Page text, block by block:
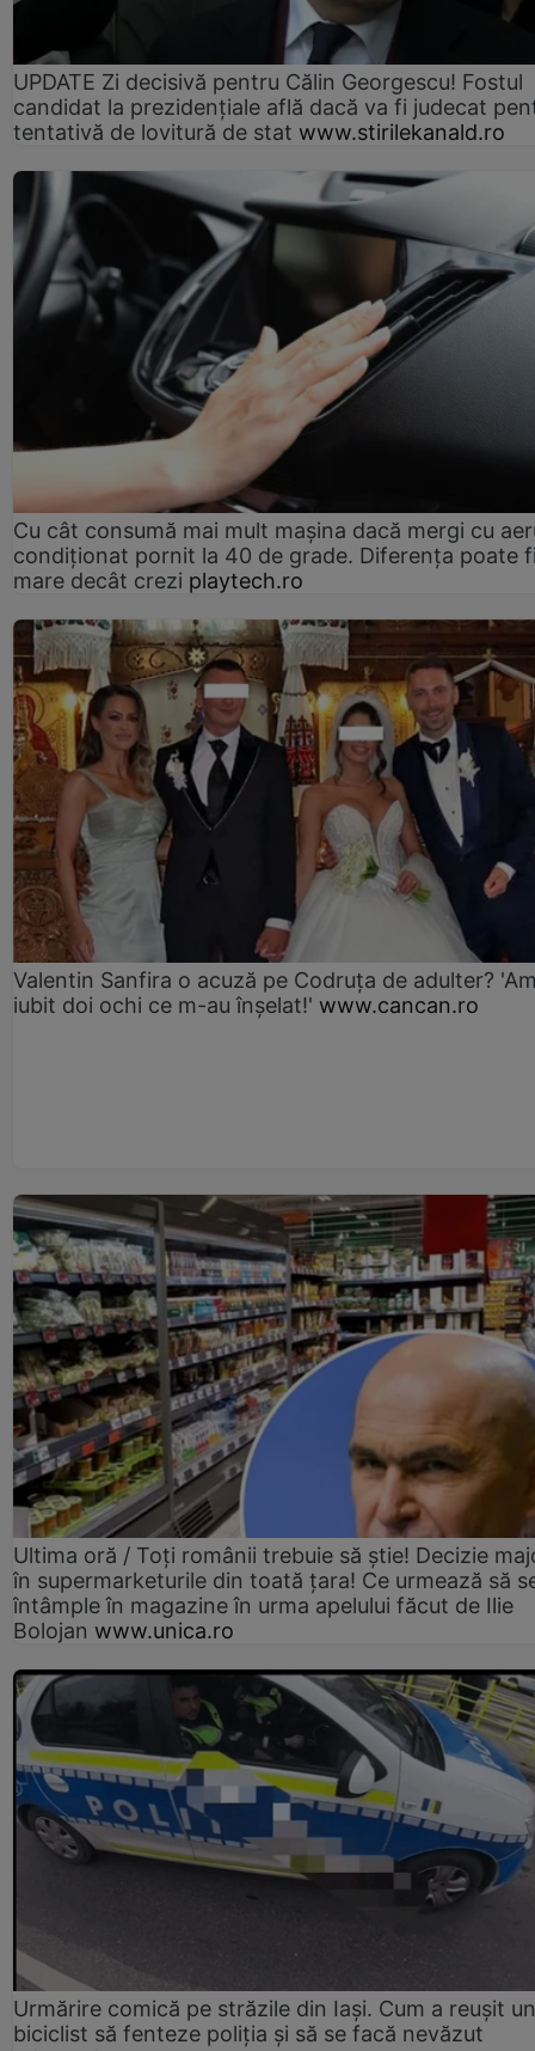
UPDATE Zi decisivă pentru Călin Georgescu! Fostul
candidat la prezidențiale află dacă va fi judecat
tentativă de lovitură de stat www.stirilekanald.ro
Cu cât consumă mai mult mașina dacă mergi cu
condiționat pornit la 40 de grade. Diferența poate
mare decât crezi playtech.ro
Valentin Sanfira o acuză pe Codruța de adulter?
iubit doi ochi ce m-au înșelat!' www.cancan.ro
Ultima oră / Toți românii trebuie să știe! Decizie
în supermarketurile din toată țara! Ce urmează să
întâmple în magazine în urma apelului făcut de Ilie
Bolojan www.unica.ro
Urmărire comică pe străzile din Iași. Cum a reușit un
biciclist să fenteze poliția și să se facă nevăzut